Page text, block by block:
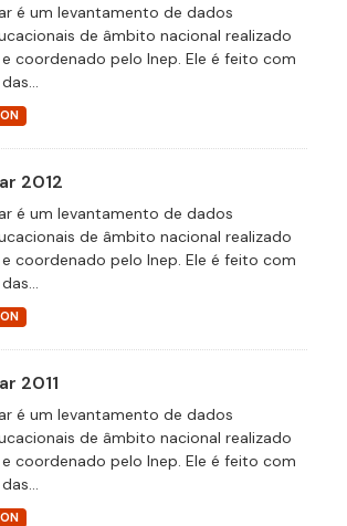
é um levantamento de dados
de âmbito nacional realizado
coordenado pelo Inep. Ele é feito com
2012
é um levantamento de dados
de âmbito nacional realizado
coordenado pelo Inep. Ele é feito com
2011
é um levantamento de dados
de âmbito nacional realizado
coordenado pelo Inep. Ele é feito com